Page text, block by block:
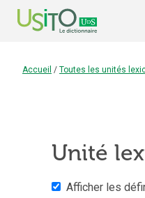
Accueil / Toutes les unités
Unité
Afficher les